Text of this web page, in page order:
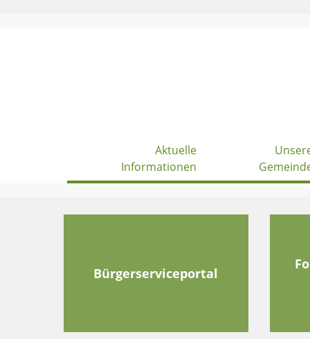
Aktuelle
Informationen
Bürgerserviceportal